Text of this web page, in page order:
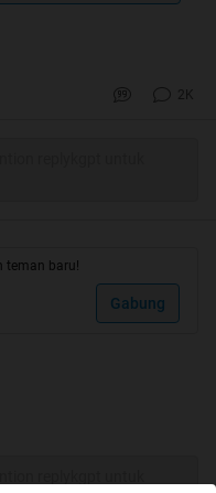
pihak
2K
teman baru!
Gabung